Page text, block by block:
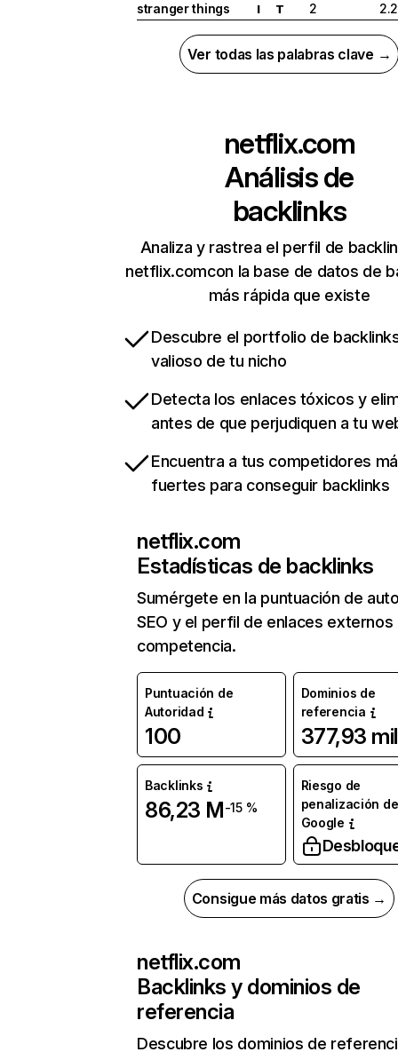
stranger things
I T 2
Ver todas las palabras clave →
netflix.com
Análisis de
backlinks
Analiza y rastrea el perfil de
netflix.comcon la base de datos de
más rápida que existe
Descubre el portfolio de
valioso de tu nicho
Detecta los enlaces tóxicos y
antes de que perjudiquen a tu
Encuentra a tus competidores
fuertes para conseguir backlinks
netflix.com
Estadísticas de backlinks
Sumérgete en la puntuación de
SEO y el perfil de enlaces externos
competencia.
Puntuación de
Autoridad
100
Dominios de
referencia
377,93 mil
Backlinks
86,23 M-15 %
Riesgo de
penalización de
Google
Consigue más datos gratis →
netflix.com
Backlinks y dominios de
referencia
Descubre los dominios de